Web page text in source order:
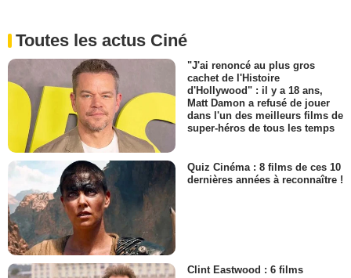
Toutes les actus Ciné
"J'ai renoncé au plus gros
cachet de l'Histoire
d'Hollywood" : il y a 18 ans,
Matt Damon a refusé de jouer
dans l'un des meilleurs films de
super-héros de tous les temps
Quiz Cinéma : 8 films de ces 10
dernières années à reconnaître !
Clint Eastwood : 6 films